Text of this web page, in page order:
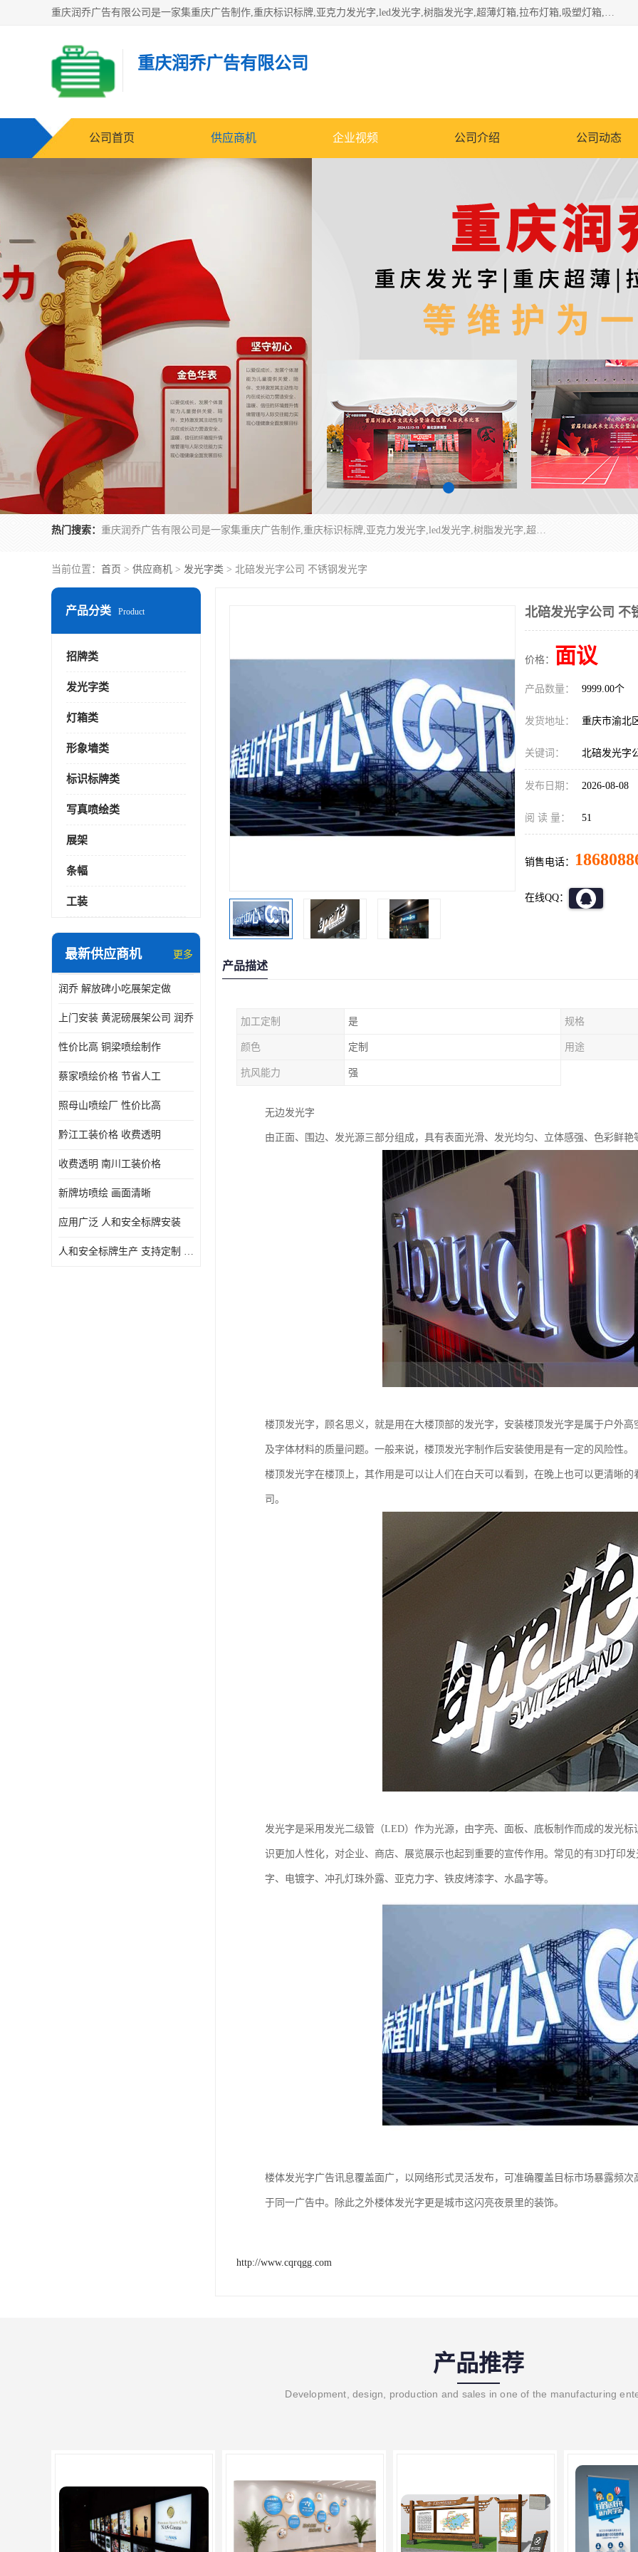
重庆润乔广告有限公司是一家集重庆广告制作,重庆标识标牌,亚克力发光字,led发光字,树脂发光字,超薄灯箱,拉布灯箱,吸塑灯箱,门头招牌,企业形象墙,写真喷绘,x展架,拉网展架,广告展架,条幅,锦旗设计,制作,施工,维护为一体的专业化广告公司.
重庆润乔广告有限公司
公司首页 供应商机 企业视频 公司介绍 公司动态
热门搜索： 重庆润乔广告有限公司是一家集重庆广告制作,重庆标识标牌,亚克力发光字,led发光字,树脂发光字,超薄灯箱,拉布灯箱,吸塑灯箱,门头招牌,企业形象墙,写真喷绘,x展架,拉网展架,广告展架,条幅,锦旗设计,制作,施工,维护为一体的专业化广告公司.
当前位置： 首页 > 供应商机 > 发光字类 > 北碚发光字公司 不锈钢发光字
产品分类 Product
招牌类
发光字类
灯箱类
形象墙类
标识标牌类
写真喷绘类
展架
条幅
工装
最新供应商机 更多
润乔 解放碑小吃展架定做
上门安装 黄泥磅展架公司 润乔
性价比高 铜梁喷绘制作
蔡家喷绘价格 节省人工
照母山喷绘厂 性价比高
黔江工装价格 收费透明
收费透明 南川工装价格
新牌坊喷绘 画面清晰
应用广泛 人和安全标牌安装
人和安全标牌生产 支持定制 润乔
北碚发光字公司 不
价格： 面议
产品数量： 9999.00个
发货地址： 重庆市渝北
关键词： 北碚发光字
发布日期： 2026-08-08
阅 读 量： 51
销售电话：
在线QQ：
产品描述
加工定制 是 规格
颜色 定制 用途
抗风能力 强
无边发光字
由正面、围边、发光源三部分组成，具有表面光滑、发光均匀、立体感强、色彩鲜艳
楼顶发光字，顾名思义，就是用在大楼顶部的发光字，安装楼顶发光字是属于户外
及字体材料的质量问题。一般来说，楼顶发光字制作后安装使用是有一定的风险性。
楼顶发光字在楼顶上，其作用是可以让人们在白天可以看到，在晚上也可以更清晰
司。
发光字是采用发光二级管（LED）作为光源，由字壳、面板、底板制作而成的发光
识更加人性化，对企业、商店、展览展示也起到重要的宣传作用。常见的有3D打印
字、电镀字、冲孔灯珠外露、亚克力字、铁皮烤漆字、水晶字等。
楼体发光字广告讯息覆盖面广，以网络形式灵活发布，可准确覆盖目标市场暴露频
于同一广告中。除此之外楼体发光字更是城市这闪亮夜景里的装饰。
http://www.cqrqgg.com
产品推荐
Development, design, production and sales in one of the manufacturing